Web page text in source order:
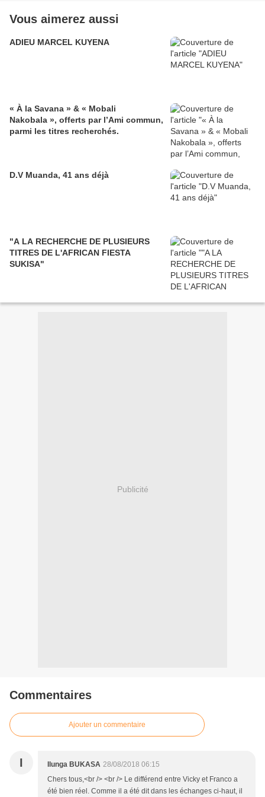
Vous aimerez aussi
ADIEU MARCEL KUYENA
« À la Savana » & « Mobali
Nakobala », offerts par l’Ami commun,
parmi les titres recherchés.
D.V Muanda, 41 ans déjà
"A LA RECHERCHE DE PLUSIEURS
TITRES DE L'AFRICAN FIESTA
SUKISA"
Publicité
Commentaires
Ajouter un commentaire
I Ilunga BUKASA 28/08/2018 06:15
Chers tous,<br /> <br /> Le différend entre Vicky et Franco a
été bien réel. Comme il a été dit dans les échanges ci-haut, il